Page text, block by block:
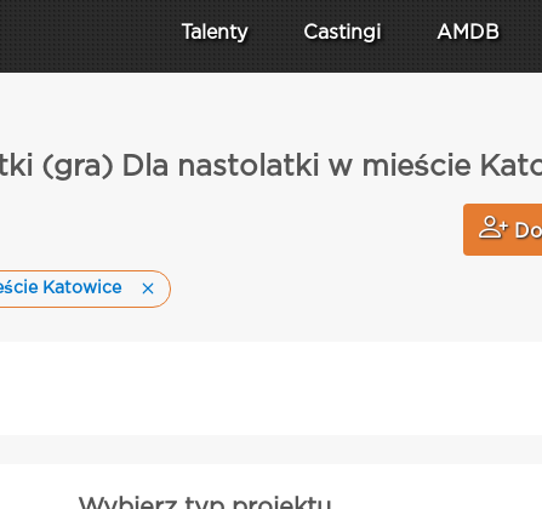
Talenty Castingi AMDB
(gra) Dla nastolatki w mieście
Katowice